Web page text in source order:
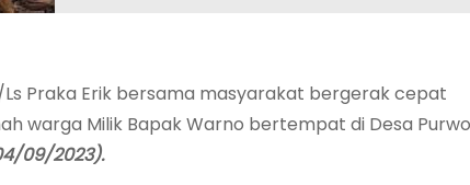
Praka Erik bersama masyarakat bergerak cepat
warga Milik Bapak Warno bertempat di Desa
09/2023).